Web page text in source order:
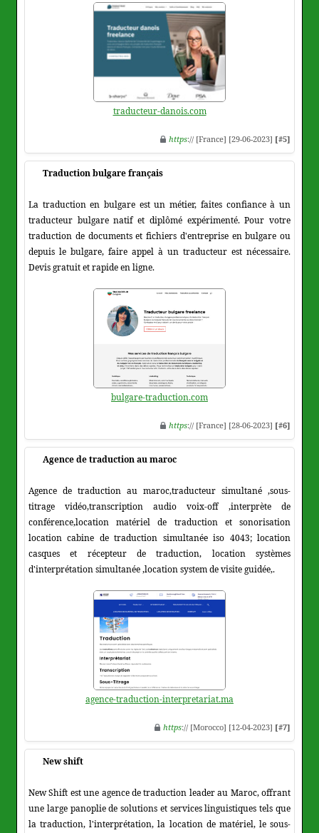
traducteur-danois.com
https:// [France] [29-06-2023] [#5]
Traduction bulgare français
La traduction en bulgare est un métier, faites confiance à un
traducteur bulgare natif et diplômé expérimenté. Pour votre
traduction de documents et fichiers d'entreprise en bulgare ou
depuis le bulgare, faire appel à un traducteur est nécessaire.
Devis gratuit et rapide en ligne.
bulgare-traduction.com
https:// [France] [28-06-2023] [#6]
Agence de traduction au maroc
Agence de traduction au maroc,traducteur simultané ,sous-
titrage vidéo,transcription audio voix-off ,interprète de
conférence,location matériel de traduction et sonorisation
location cabine de traduction simultanée iso 4043; location
casques et récepteur de traduction, location systèmes
d'interprétation simultanée ,location system de visite guidée,.
agence-traduction-interpretariat.ma
https:// [Morocco] [12-04-2023] [#7]
New shift
New Shift est une agence de traduction leader au Maroc, offrant
une large panoplie de solutions et services linguistiques tels que
la traduction, l'interprétation, la location de matériel, le sous-